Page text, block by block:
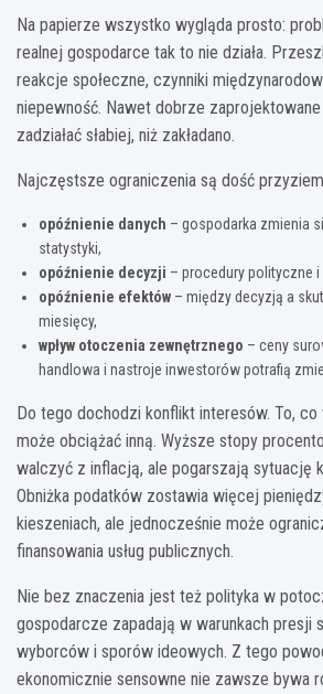
Na papierze wszystko wygląda prosto:
realnej gospodarce tak to nie działa.
reakcje społeczne, czynniki
niepewność. Nawet dobrze
zadziałać słabiej, niż zakładano.
Najczęstsze ograniczenia są dość
opóźnienie danych – gospodarka zmienia
statystyki,
opóźnienie decyzji – procedury polityczne
opóźnienie efektów – między decyzją a
miesięcy,
wpływ otoczenia zewnętrznego – ceny
handlowa i nastroje inwestorów potrafią
Do tego dochodzi konflikt interesów. To, co
może obciążać inną. Wyższe stopy
walczyć z inflacją, ale pogarszają sytuację
Obniżka podatków zostawia więcej
kieszeniach, ale jednocześnie może
finansowania usług publicznych.
Nie bez znaczenia jest też polityka w
gospodarcze zapadają w warunkach presji
wyborców i sporów ideowych. Z tego
ekonomicznie sensowne nie zawsze bywa